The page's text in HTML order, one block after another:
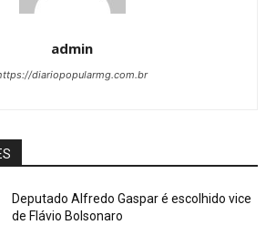
admin
diariopopularmg.com.br
Deputado Alfredo Gaspar é escolhido vice
de Flávio Bolsonaro